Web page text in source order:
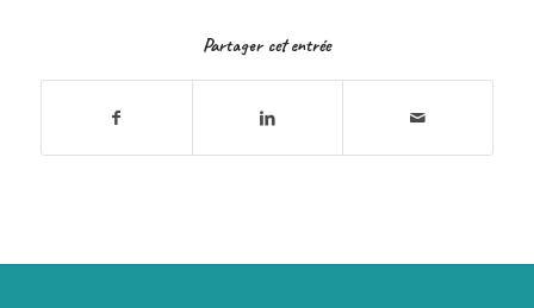
Partager cet entrée